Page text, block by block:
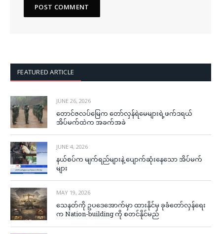
FEATURED ARTICLE
JUNE 26, 2026
တောင်ဇလပ်မြေက တော်လှန်ရဲမေများရဲ့ဖက်ဒရယ်
အိပ်မက်ထဲက အခက်အခဲ
JUNE 4, 2026
နယ်စပ်က မျက်ရည်များနဲ့ ပျောက်ဆုံးနေသော အိပ်မက်
များ
MAY 19, 2026
သေနတ်ကို ဥပဒေအောက်မှာ ထားနိုင်မှ ခုခံတော်လှန်ရေး
က Nation-building ကို စတင်နိုင်မည်